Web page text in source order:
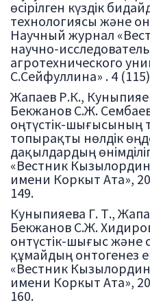
өсірілген күздік
технологиясы және
Научный журнал
научно-
агротехнического
С.Сейфуллина» . 4
Жапаев Р.К.,
Бекжанов С.Ж.
оңтүстік-шығысының
топырақты нөлдік
дақылдардың
«Вестник
имени Коркыт Ата»,
149.
Куныпияева Г. Т.,
Бекжанов С.Ж.
онтүстік-шығыс және
құмайдың онтогенез
«Вестник
имени Коркыт Ата»,
160.